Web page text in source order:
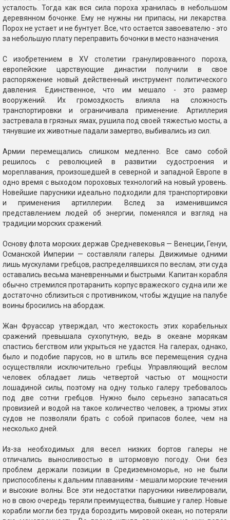
усталость. Тогда как вся сила пороха хранилась в небольшом
деревянном бочонке. Ему не нужны ни припасы, ни лекарства.
Порох не устает и не бунтует. Все, что остается завоевателю - это
за небольшую плату переправить бочонки в место назначения.
С изобретением в XV столетии гранулированного пороха,
европейские царствующие династии получили в свое
распоряжение новый действенный инструмент политического
давления. Единственное, что им мешало - это размер
вооружений. Их громоздкость влияла на сложность
транспортировки и ограничивала применение. Артиллерия
застревала в грязных ямах, рушила под своей тяжестью мосты, а
тянувшие их животные падали замертво, выбивались из сил.
Армии перемещались слишком медленно. Все само собой
решилось с революцией в развитии судостроения и
мореплавания, произошедшей в северной и западной Европе в
одно время с выходом пороховых технологий на новый уровень.
Новейшие парусники идеально подходили для транспортировки
и применения артиллерии. Вслед за изменившимся
представлением людей об энергии, поменялся и взгляд на
традиции морских сражений.
Основу флота морских держав Средневековья — Венеции, Генуи,
Османской Империи — составляли галеры. Движимые одними
лишь мускулами гребцов, распределявшихся по веслам, эти суда
оставались весьма маневренными и быстрыми. Капитан корабля
обычно стремился протаранить корпус вражеского судна или же
достаточно сблизиться с противником, чтобы ждущие на палубе
воины бросились на абордаж.
Жан Фруассар утверждал, что жестокость этих корабельных
сражений превышала сухопутную, ведь в океане морякам
спастись бегством или укрыться не удастся. На галерах, однако,
было и подобие парусов, но в штиль все перемещения судна
осуществляли исключительно гребцы. Управляющий веслом
человек обладает лишь четвертой частью от мощности
лошадиной силы, поэтому на одну только галеру требовалось
под две сотни гребцов. Нужно было серьезно запасаться
провизией и водой на такое количество человек, а трюмы этих
судов не позволяли брать с собой припасов более, чем на
несколько дней.
Из-за необходимых для весел низких бортов галеры не
отличались выносливостью в штормовую погоду. Они без
проблем держали позиции в Средиземноморье, но не были
приспособлены к дальним плаваниям - мешали морские течения
и высокие волны. Все эти недостатки парусники нивелировали,
но в свою очередь теряли преимущества, бывшие у галер. Новые
корабли могли без труда бороздить мировой океан, но потеряли